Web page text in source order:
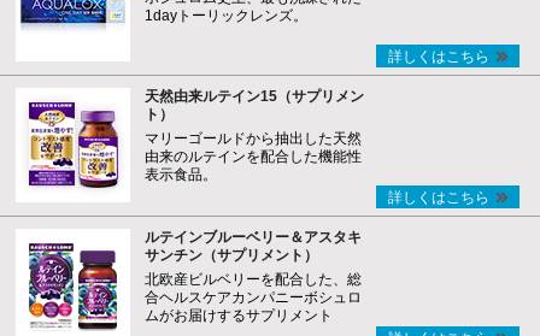
1dayトーリックレンズ。
詳しくはこちら
天然由来ルテイン15（サプリメン
ト）
マリーゴールドから抽出した天然
由来のルテインを配合した機能性
表示食品。
詳しくはこちら
ルテインブルーベリー＆アスタキ
サンチン（サプリメント）
北欧産ビルベリーを配合した、総
合ヘルスケアカンパニーボシュロ
ムがお届けするサプリメント